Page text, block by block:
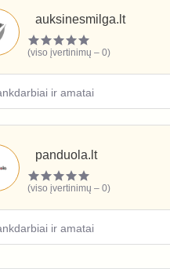
auksinesmilga.lt
(viso įvertinimų – 0)
ir amatai
panduola.lt
(viso įvertinimų – 0)
ir amatai